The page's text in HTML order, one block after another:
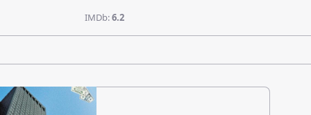
IMDb:6.2